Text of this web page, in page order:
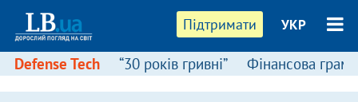
Підтримати УКР
Defense Tech “30 років гривні” Фінансова